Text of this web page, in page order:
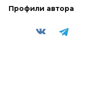
Профили автора